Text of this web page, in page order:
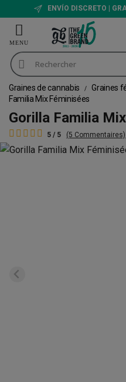
ENVÍO DISCRETO |
Graines de cannabis Graines
Familia Mix Féminisées
Gorilla Familia
5 / 5 (5 Commentaires)